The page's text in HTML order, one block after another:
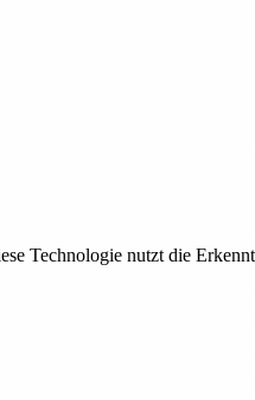
Technologie nutzt die